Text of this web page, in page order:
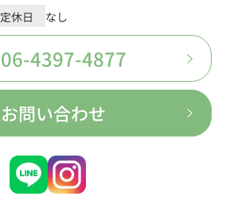
定休日
なし
06-4397-4877
お問い合わせ